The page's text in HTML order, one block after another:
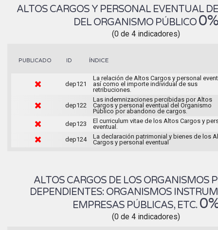
ALTOS CARGOS Y PERSONAL EVENTUAL
DEL ORGANISMO PÚBLICO 0%
(0 de 4 indicadores)
PUBLICADO ID ÍNDICE
dep121
La relación de Altos Cargos y personal
así como el importe individual de sus
retribuciones.
dep122
Las indemnizaciones percibidas por Altos
Cargos y personal eventual del Organismo
Público por abandono de cargos.
dep123
El curriculum vitae de los Altos Cargos y
eventual.
dep124
La declaración patrimonial y bienes de los
Cargos y personal eventual
ALTOS CARGOS DE LOS ORGANISMOS
DEPENDIENTES: ORGANISMOS
EMPRESAS PÚBLICAS, ETC.
(0 de 4 indicadores)